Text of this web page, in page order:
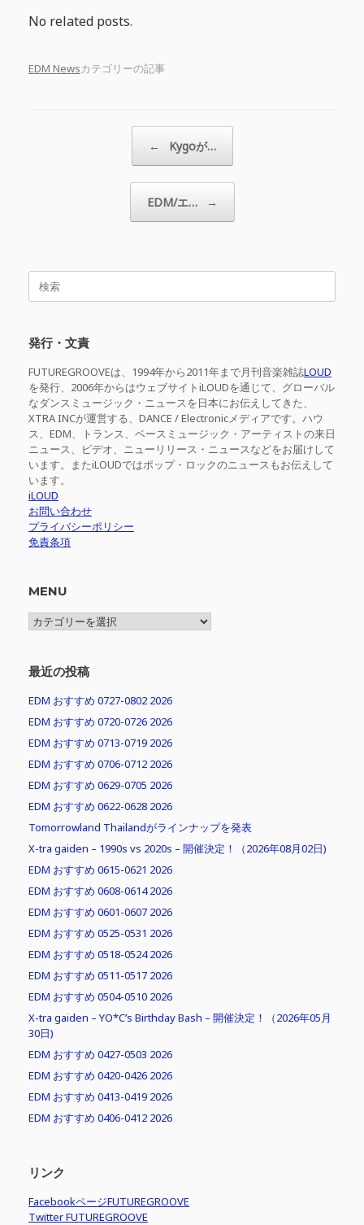
No related posts.
EDM Newsカテゴリーの記事
← Kygoが…
EDM/エ… →
検
発行・文責
FUTUREGROOVEは、1994年から2011年まで月刊音楽雑誌LOUD
を発行、2006年からはウェブサイトiLOUDを通じて、グローバル
なダンスミュージック・ニュースを日本にお伝えしてきた、
XTRA INCが運営する、DANCE / Electronicメディアです。ハウ
ス、EDM、トランス、ベースミュージック・アーティストの来日
ニュース、ビデオ、ニューリリース・ニュースなどをお届けして
います。またiLOUDではポップ・ロックのニュースもお伝えして
います。
iLOUD
お問い合わせ
プライバシーポリシー
免責条項
MENU
MENU
最近の投稿
EDM おすすめ 0727-0802 2026
EDM おすすめ 0720-0726 2026
EDM おすすめ 0713-0719 2026
EDM おすすめ 0706-0712 2026
EDM おすすめ 0629-0705 2026
EDM おすすめ 0622-0628 2026
Tomorrowland Thailandがラインナップを発表
X-tra gaiden – 1990s vs 2020s – 開催決定！（2026年08月02日)
EDM おすすめ 0615-0621 2026
EDM おすすめ 0608-0614 2026
EDM おすすめ 0601-0607 2026
EDM おすすめ 0525-0531 2026
EDM おすすめ 0518-0524 2026
EDM おすすめ 0511-0517 2026
EDM おすすめ 0504-0510 2026
X-tra gaiden – YO*C’s Birthday Bash – 開催決定！（2026年05月
30日)
EDM おすすめ 0427-0503 2026
EDM おすすめ 0420-0426 2026
EDM おすすめ 0413-0419 2026
EDM おすすめ 0406-0412 2026
リンク
FacebookページFUTUREGROOVE
Twitter FUTUREGROOVE